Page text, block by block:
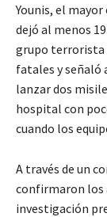
Younis, el
dejó al menos
grupo terrorista
fatales y señaló
lanzar dos
hospital con
cuando los
A través de un
confirmaron los
investigación